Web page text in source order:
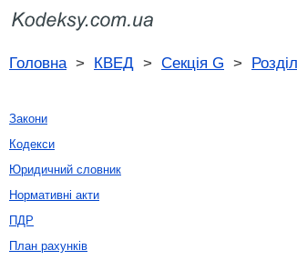
Головна> КВЕД > Секція G >
Закони
Кодекси
Юридичний словник
Нормативні акти
ПДР
План рахунків